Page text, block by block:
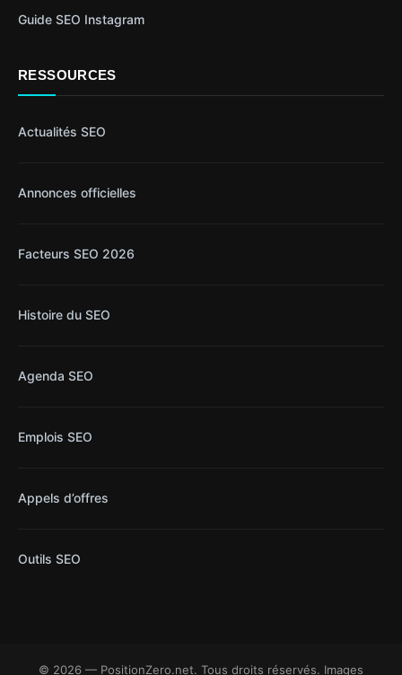
Guide SEO Instagram
RESSOURCES
Actualités SEO
Annonces officielles
Facteurs SEO 2026
Histoire du SEO
Agenda SEO
Emplois SEO
Appels d’offres
Outils SEO
© 2026 — PositionZero.net. Tous droits réservés. Images